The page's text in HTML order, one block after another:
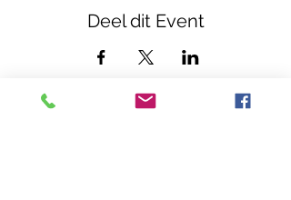
Deel dit Event